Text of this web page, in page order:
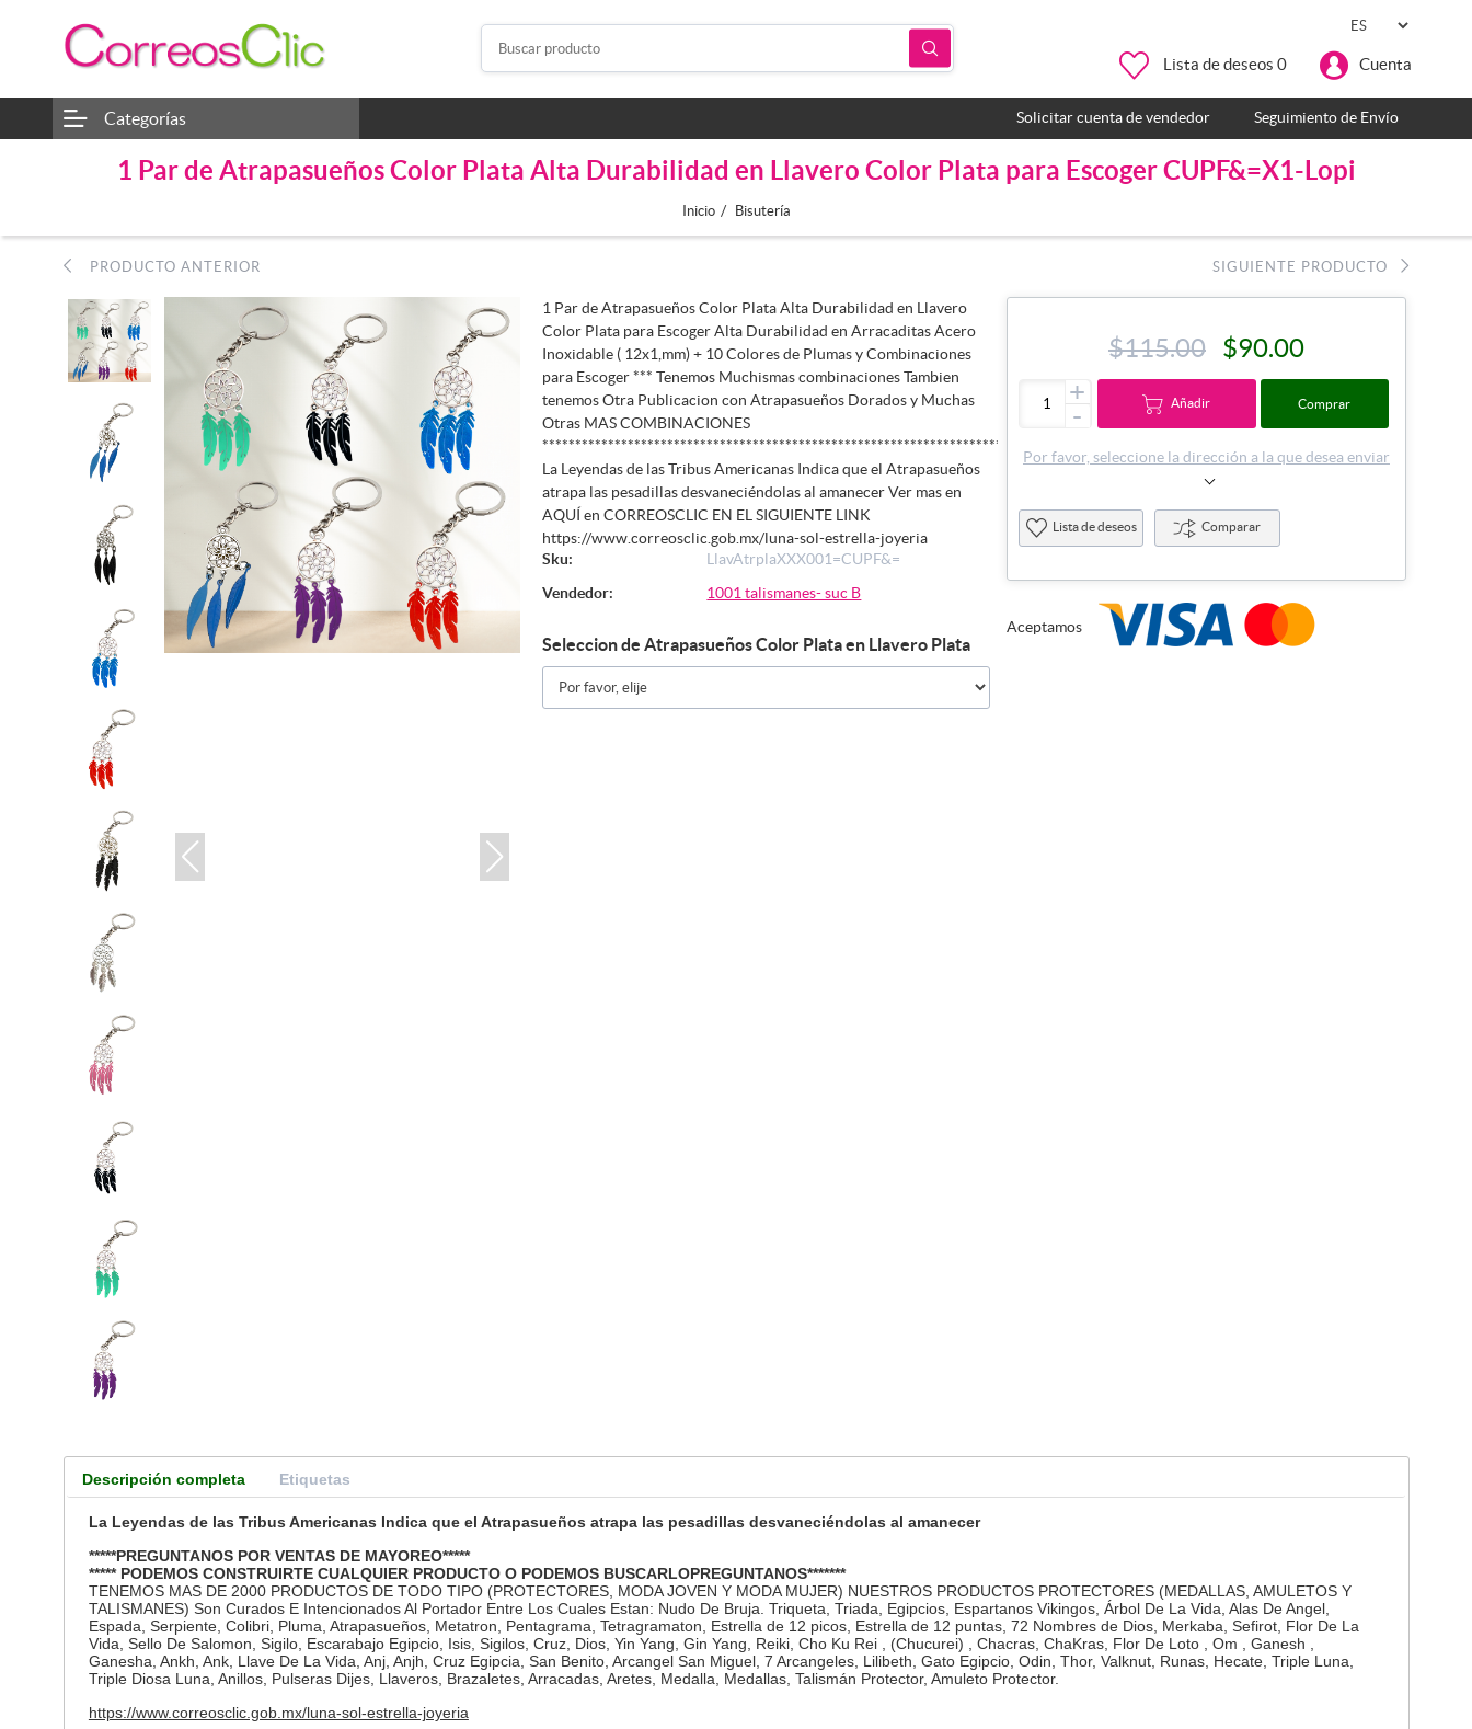
Lista de deseos 0 Cuenta
Categorías Solicitar cuenta de vendedor Seguimiento de Envío
1 Par de Atrapasueños Color Plata Alta Durabilidad en Llavero Color Plata para Escoger CUPF&=X1-Lopi
Inicio / Bisutería
PRODUCTO ANTERIOR SIGUIENTE PRODUCTO
1 Par de Atrapasueños Color Plata Alta Durabilidad en Llavero
Color Plata para Escoger Alta Durabilidad en Arracaditas Acero
Inoxidable ( 12x1,mm) + 10 Colores de Plumas y Combinaciones
para Escoger *** Tenemos Muchismas combinaciones Tambien
tenemos Otra Publicacion con Atrapasueños Dorados y Muchas
Otras MAS COMBINACIONES
***********************************************************************************************
La Leyendas de las Tribus Americanas Indica que el Atrapasueños
atrapa las pesadillas desvaneciéndolas al amanecer Ver mas en
AQUÍ en CORREOSCLIC EN EL SIGUIENTE LINK
https://www.correosclic.gob.mx/luna-sol-estrella-joyeria
Sku:
LlavAtrplaXXX001=CUPF&=
Vendedor:
1001 talismanes- suc B
Seleccion de Atrapasueños Color Plata en Llavero Plata
$115.00 $90.00
+
- Añadir Comprar
Por favor, seleccione la dirección a la que desea enviar
Lista de deseos Comparar
Aceptamos
Descripción completa Etiquetas
La Leyendas de las Tribus Americanas Indica que el Atrapasueños atrapa las pesadillas desvaneciéndolas al amanecer
*****PREGUNTANOS POR VENTAS DE MAYOREO*****
***** PODEMOS CONSTRUIRTE CUALQUIER PRODUCTO O PODEMOS BUSCARLOPREGUNTANOS*******
TENEMOS MAS DE 2000 PRODUCTOS DE TODO TIPO (PROTECTORES, MODA JOVEN Y MODA MUJER) NUESTROS PRODUCTOS PROTECTORES (MEDALLAS, AMULETOS Y
TALISMANES) Son Curados E Intencionados Al Portador Entre Los Cuales Estan: Nudo De Bruja. Triqueta, Triada, Egipcios, Espartanos Vikingos, Árbol De La Vida, Alas De Angel,
Espada, Serpiente, Colibri, Pluma, Atrapasueños, Metatron, Pentagrama, Tetragramaton, Estrella de 12 picos, Estrella de 12 puntas, 72 Nombres de Dios, Merkaba, Sefirot, Flor De La
Vida, Sello De Salomon, Sigilo, Escarabajo Egipcio, Isis, Sigilos, Cruz, Dios, Yin Yang, Gin Yang, Reiki, Cho Ku Rei , (Chucurei) , Chacras, ChaKras, Flor De Loto , Om , Ganesh ,
Ganesha, Ankh, Ank, Llave De La Vida, Anj, Anjh, Cruz Egipcia, San Benito, Arcangel San Miguel, 7 Arcangeles, Lilibeth, Gato Egipcio, Odin, Thor, Valknut, Runas, Hecate, Triple Luna,
Triple Diosa Luna, Anillos, Pulseras Dijes, Llaveros, Brazaletes, Arracadas, Aretes, Medalla, Medallas, Talismán Protector, Amuleto Protector.
https://www.correosclic.gob.mx/luna-sol-estrella-joyeria